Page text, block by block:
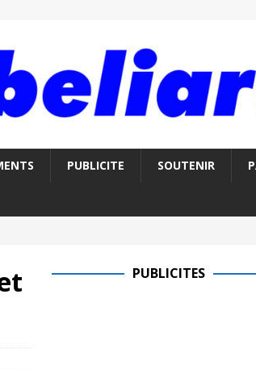
PUBLICITE SOUTENIR
PUBLICITES